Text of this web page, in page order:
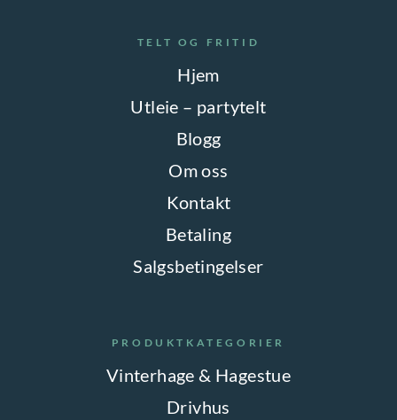
TELT OG FRITID
Hjem
Utleie – partytelt
Blogg
Om oss
Kontakt
Betaling
Salgsbetingelser
PRODUKTKATEGORIER
Vinterhage & Hagestue
Drivhus